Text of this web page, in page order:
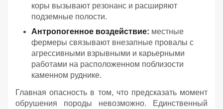
коры вызывают резонанс и расширяют
подземные полости.
Антропогенное воздействие: местные
фермеры связывают внезапные провалы с
агрессивными взрывными и карьерными
работами на расположенном поблизости
каменном руднике.
Главная опасность в том, что предсказать момент
обрушения породы невозможно. Единственный